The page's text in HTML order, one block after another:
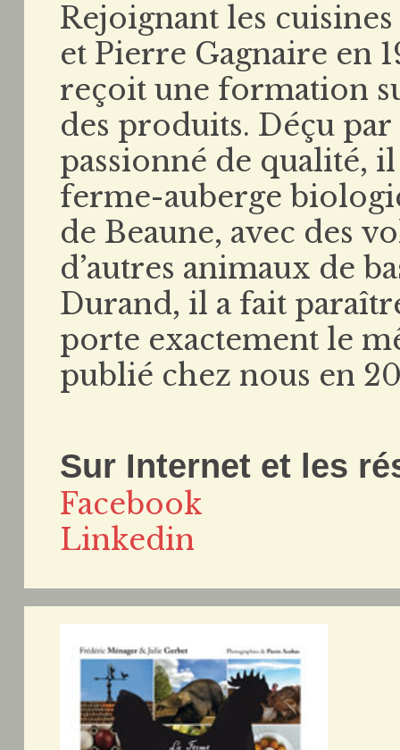
Rejoignant les
et Pierre Gagnaire en
reçoit une formation
des produits. Déçu
passionné de qualité,
ferme-auberge
de Beaune, avec des
d’autres animaux de
Durand, il a fait
porte exactement le
publié chez nous en
Sur Internet et les
Facebook
Linkedin